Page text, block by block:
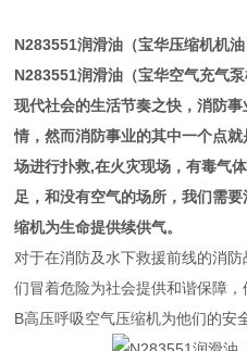
N283551润滑油（宝华压缩机机油
N283551润滑油（宝华空气充气泵
现代社会的生活节奏之快，消防
情，然而消防事业的其中一个点
场进行扑救,在火灾现场，有毒气
足，和没有空气的场所，我们需
缩机为生命提供续供气。
对于在消防及水下救援前线的消
们冒着危险为社会提供和谐保障
B高压呼吸空气压缩机为他们的安